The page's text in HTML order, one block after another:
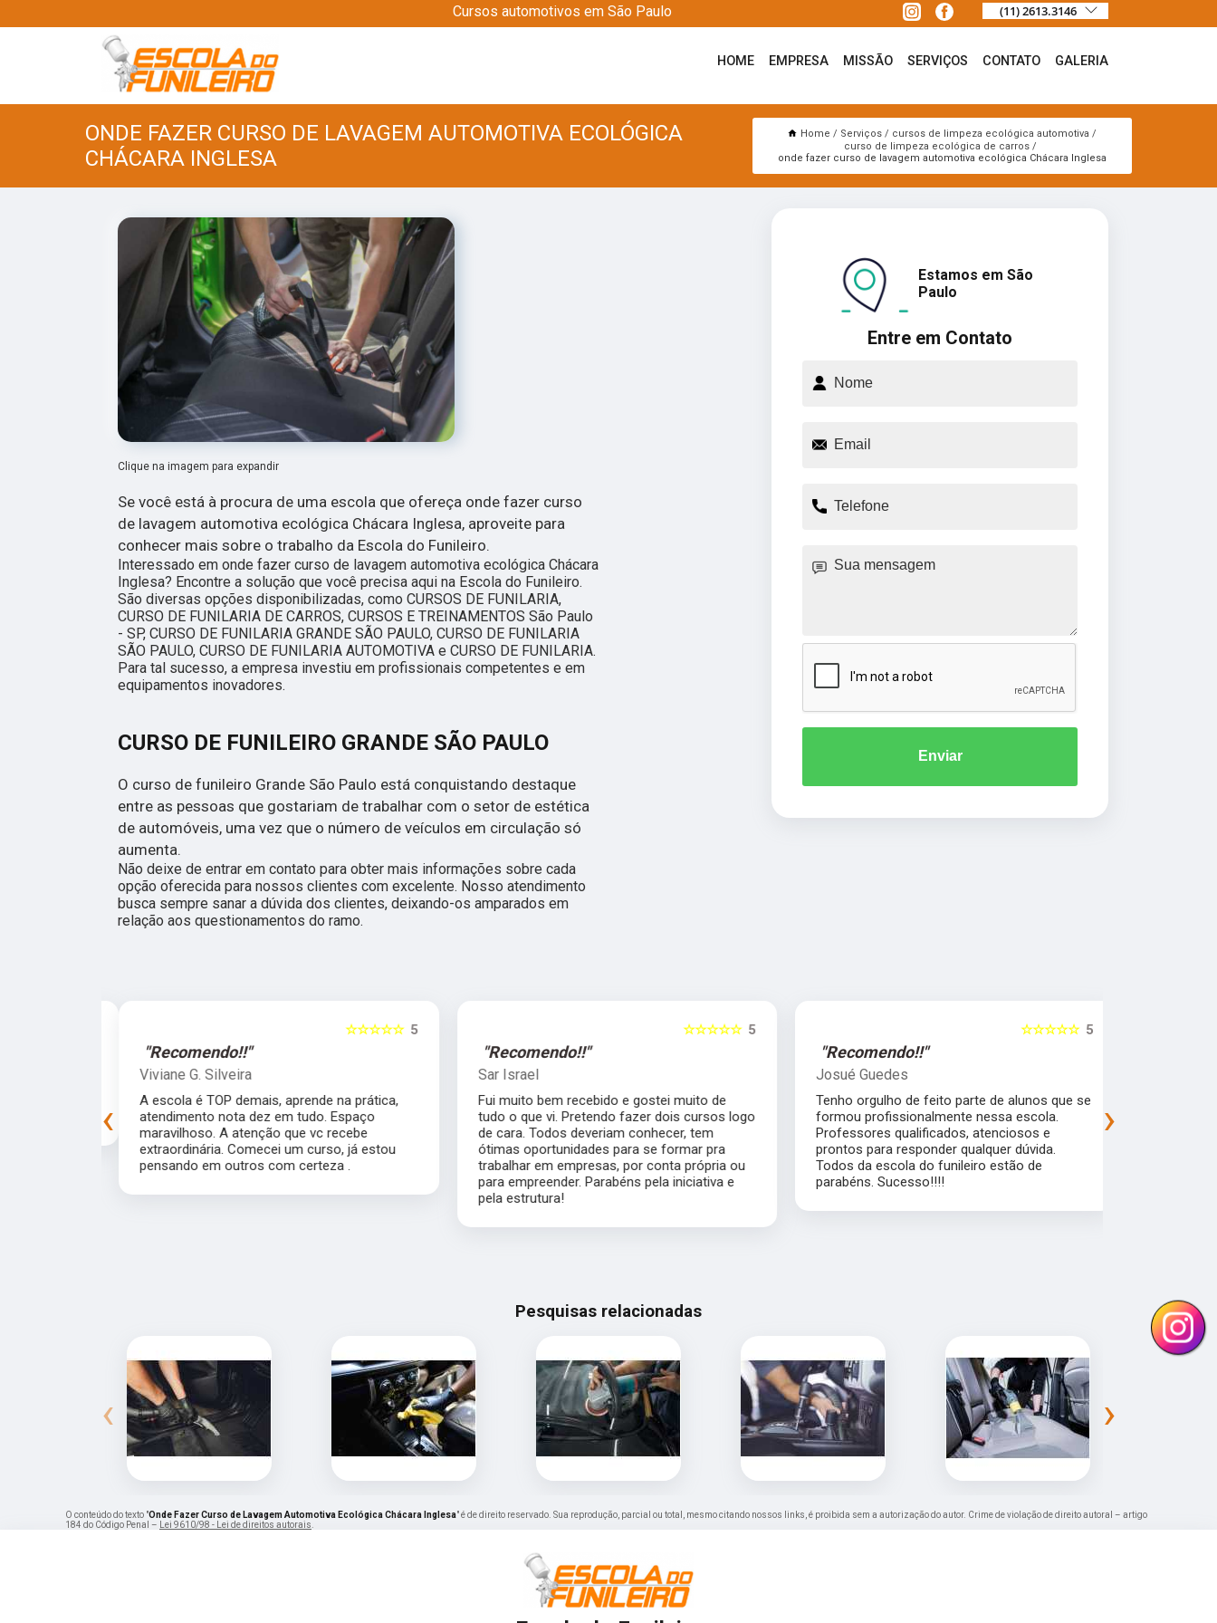
Cursos automotivos em São Paulo (11) 2613.3146
HOME EMPRESA MISSÃO SERVIÇOS CONTATO GALERIA
ONDE FAZER CURSO DE LAVAGEM AUTOMOTIVA ECOLÓGICA
CHÁCARA INGLESA
Home Serviços
cursos de limpeza ecológica automotiva
curso de limpeza ecológica de carros
onde fazer curso de lavagem automotiva ecológica Chácara Inglesa
Clique na imagem para expandir
Se você está à procura de uma escola que ofereça onde fazer curso
de lavagem automotiva ecológica Chácara Inglesa, aproveite para
conhecer mais sobre o trabalho da Escola do Funileiro.
Interessado em onde fazer curso de lavagem automotiva ecológica Chácara
Inglesa? Encontre a solução que você precisa aqui na Escola do Funileiro.
São diversas opções disponibilizadas, como CURSOS DE FUNILARIA,
CURSO DE FUNILARIA DE CARROS, CURSOS E TREINAMENTOS São Paulo
- SP, CURSO DE FUNILARIA GRANDE SÃO PAULO, CURSO DE FUNILARIA
SÃO PAULO, CURSO DE FUNILARIA AUTOMOTIVA e CURSO DE FUNILARIA.
Para tal sucesso, a empresa investiu em profissionais competentes e em
equipamentos inovadores.
CURSO DE FUNILEIRO GRANDE SÃO PAULO
O curso de funileiro Grande São Paulo está conquistando destaque
entre as pessoas que gostariam de trabalhar com o setor de estética
de automóveis, uma vez que o número de veículos em circulação só
aumenta.
Não deixe de entrar em contato para obter mais informações sobre cada
opção oferecida para nossos clientes com excelente. Nosso atendimento
busca sempre sanar a dúvida dos clientes, deixando-os amparados em
relação aos questionamentos do ramo.
Entre em Contato
Estamos em São
Paulo
Enviar
5
☆☆☆☆☆
"Recomendo!!"
Viviane G. Silveira
A escola é TOP demais, aprende na prática,
atendimento nota dez em tudo. Espaço
maravilhoso. A atenção que vc recebe
extraordinária. Comecei um curso, já estou
pensando em outros com certeza .
5
☆☆☆☆☆
"Recomendo!!"
Sar Israel
Fui muito bem recebido e gostei muito de
tudo o que vi. Pretendo fazer dois cursos logo
de cara. Todos deveriam conhecer, tem
ótimas oportunidades para se formar pra
trabalhar em empresas, por conta própria ou
para empreender. Parabéns pela iniciativa e
pela estrutura!
5
☆☆☆☆☆
"Recomendo!!"
Josué Guedes
Tenho orgulho de feito parte de alunos que se
formou profissionalmente nessa escola.
Professores qualificados, atenciosos e
prontos para responder qualquer dúvida.
Todos da escola do funileiro estão de
parabéns. Sucesso!!!!
‹ ›
Pesquisas relacionadas
‹ ›
O conteúdo do texto "Onde Fazer Curso de Lavagem Automotiva Ecológica Chácara Inglesa" é de direito reservado. Sua reprodução, parcial ou total, mesmo citando nossos links, é proibida sem a autorização do autor. Crime de violação de direito autoral – artigo
184 do Código Penal – Lei 9610/98 - Lei de direitos autorais.